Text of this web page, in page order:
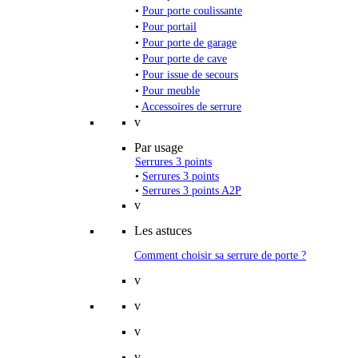
• Pour porte coulissante
• Pour portail
• Pour porte de garage
• Pour porte de cave
• Pour issue de secours
• Pour meuble
• Accessoires de serrure
v
Par usage
Serrures 3 points
• Serrures 3 points
• Serrures 3 points A2P
v
Les astuces
Comment choisir sa serrure de porte ?
v
v
v